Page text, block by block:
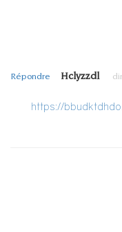
Hclyzzdl
Répondre
https://